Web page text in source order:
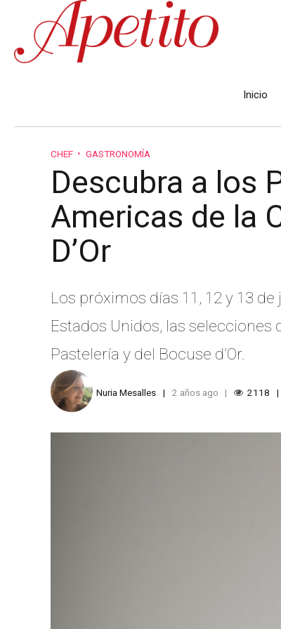
Inicio
CHEF GASTRONOMÍA
Descubra a los
Americas de la
D’Or
Los próximos días 11, 12 y 13
Estados Unidos, las
Pastelería y del Bocuse d’Or.
Nuria Mesalles 2 años ago 2118